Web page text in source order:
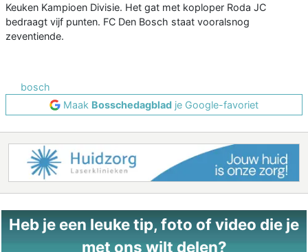
Keuken Kampioen Divisie. Het gat met koploper Roda JC
bedraagt vijf punten. FC Den Bosch staat vooralsnog
zeventiende.
bosch
Maak Bosschedagblad je Google-favoriet
Heb je een leuke tip, foto of video die je
met ons wilt delen?